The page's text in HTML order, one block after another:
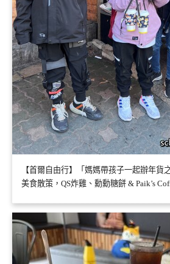
【首爾自由行】「媽媽帶孩子一起辦年貨
美食散策，QS炸雞、勳勳糖餅 & Paik’s